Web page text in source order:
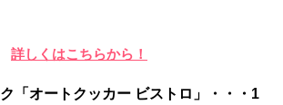
詳しくはこちらから！
「オートクッカー ビストロ」・・・1